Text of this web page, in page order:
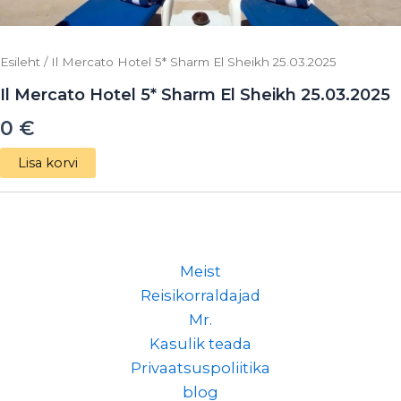
Esileht / Il Mercato Hotel 5* Sharm El Sheikh 25.03.2025
Il Mercato Hotel 5* Sharm El Sheikh 25.03.2025
0 €
Lisa korvi
Meist
Reisikorraldajad
Mr.
Kasulik teada
Privaatsuspoliitika
blog